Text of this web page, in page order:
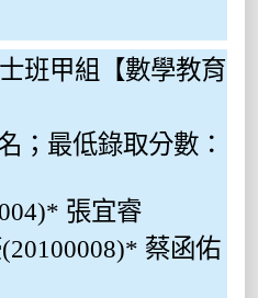
班甲組【數學教育
；最低錄取分數：
張宜睿
蔡函佑